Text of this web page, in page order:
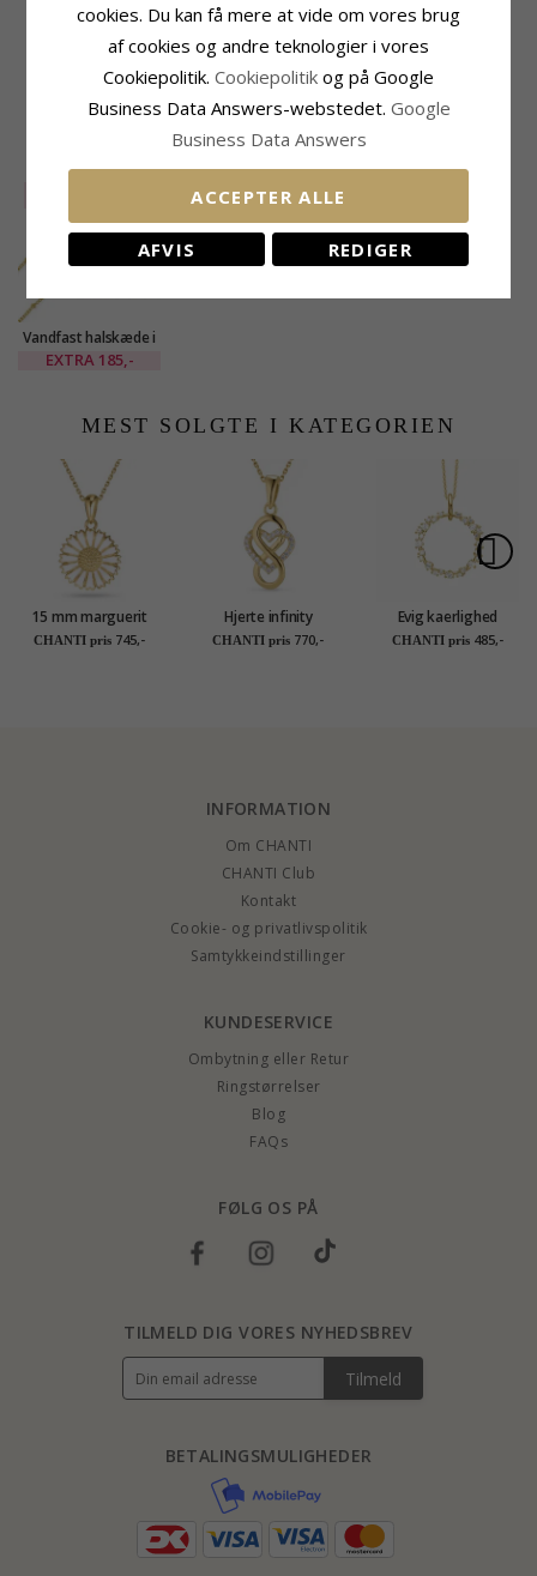
Kædetype:Halskæde
Forgyldt Stål
Overflade:Blank
Længde:45 cm
Leveringstid
Leveringstid: 2-3 Hverdage
NYLIGT VISTE PRODUKTER
Vandfast halskæde i
forgyldt stål 45 cm x
EXTRA 185,-
MEST SOLGTE I KATEGORIEN
15 mm marguerit
Halskæde med
CHANTI pris 745,-
Hjerte infinity
vedhæng med
CHANTI pris 770,-
Evig kaerlighed
Aagaard Halskæde
CHANTI pris 485,-
INFORMATION
Om CHANTI
CHANTI Club
Kontakt
Cookie- og privatlivspolitik
Samtykkeindstillinger
KUNDESERVICE
Ombytning eller Retur
Ringstørrelser
Blog
FAQs
FØLG OS PÅ
BETALINGSMULIGHEDER
TILMELD DIG VORES NYHEDSBREV
Tilmeld
cookies. Du kan få mere at vide om vores brug
af cookies og andre teknologier i vores
Cookiepolitik. Cookiepolitik og på Google
Business Data Answers-webstedet. Google
Business Data Answers
ACCEPTER ALLE
AFVIS REDIGER